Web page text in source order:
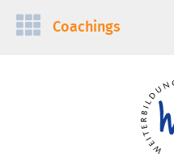
Navigation
Coachings